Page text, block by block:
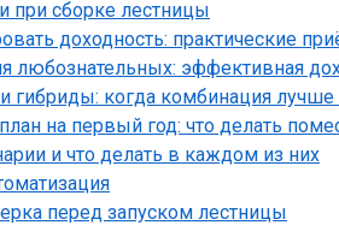
при сборке лестницы
доходность: практические
любознательных: эффективная
гибриды: когда комбинация лучше
на первый год: что делать
и что делать в каждом из них
перед запуском лестницы